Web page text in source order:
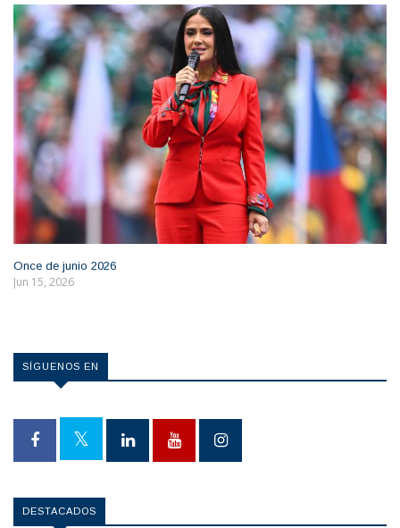
Once de junio 2026
Jun 15, 2026
SÍGUENOS EN
DESTACADOS